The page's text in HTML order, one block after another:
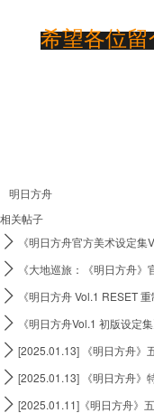
希望各位
明日方舟
相关帖子
 《明日方舟官方美术设定集
 《大地巡旅：《明日方舟》
 《明日方舟 Vol.1 RESET 重
 《明日方舟Vol.1 初版设定集
 [2025.01.13] 《明日方舟》
 [2025.01.13] 《明日方舟》
 [2025.01.11]《明日方舟》